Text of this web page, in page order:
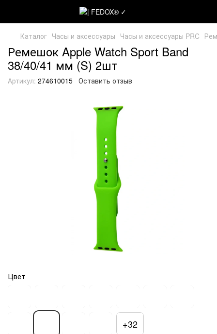
Каталог Часы и аксессуары Часы и аксессуары PRC
Ремешок Apple Watch Sport Band
38/40/41 мм (S) 2шт
Артикул: 274610015 Оставить отзыв
Цвет
+32